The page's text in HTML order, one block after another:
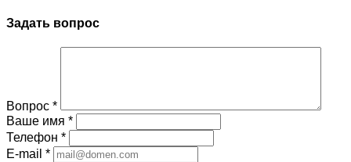
Задать вопрос
Вопрос *
Ваше имя *
Телефон *
E-mail *